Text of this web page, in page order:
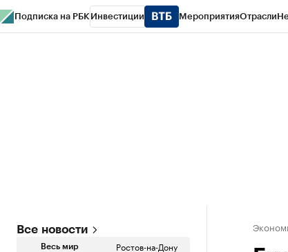
Подписка на РБК Инвестиции МероприятияОтрасли
Все новости
Весь мир Ростов-на-Дону